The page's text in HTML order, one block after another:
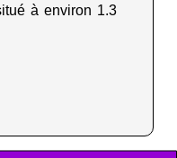
à environ 1.3